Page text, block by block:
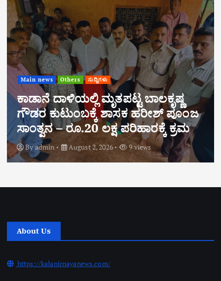
Main news Others ಸುದ್ದಿಗಳು
ಕಾಡಾನೆ ದಾಳಿಯಲ್ಲಿ ಮೃತಪಟ್ಟ ಬಾಲಕೃಷ್ಣ
ಗೌಡರ ಕುಟುಂಬಕ್ಕೆ ಶಾಸಕ ಹರೀಶ್ ಪೂಂಜ
ಸಾಂತ್ವನ – ರೂ.20 ಲಕ್ಷ ಪರಿಹಾರಕ್ಕೆ ಕ್ರಮ
By admin August 2, 2026 9 views
About Us
https://kalanirnayanews.com/